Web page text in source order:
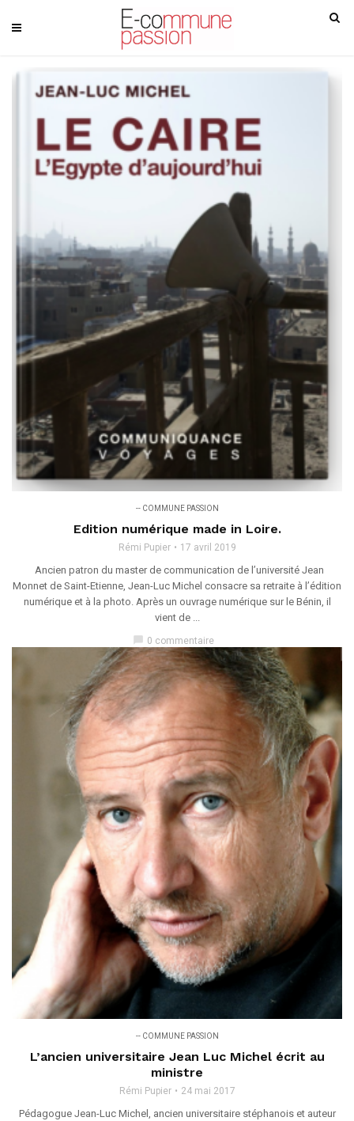
-- COMMUNE PASSION
Edition numérique made in Loire.
Rémi Pupier 17 avril 2019
Ancien patron du master de communication de l’université Jean
Monnet de Saint-Etienne, Jean-Luc Michel consacre sa retraite à l’édition
numérique et à la photo. Après un ouvrage numérique sur le Bénin, il
vient de ...
chat_bubble 0 commentaire
-- COMMUNE PASSION
L’ancien universitaire Jean Luc Michel écrit au
ministre
Rémi Pupier 24 mai 2017
Pédagogue Jean-Luc Michel, ancien universitaire stéphanois et auteur